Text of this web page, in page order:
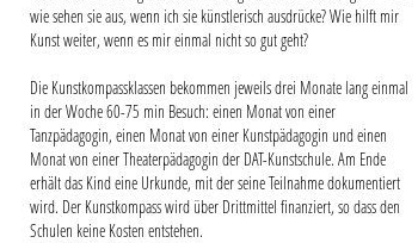
wie sehen sie aus, wenn ich sie künstlerisch ausdrücke? Wie hilft mir
Kunst weiter, wenn es mir einmal nicht so gut geht?
Die Kunstkompassklassen bekommen jeweils drei Monate lang einmal
in der Woche 60-75 min Besuch: einen Monat von einer
Tanzpädagogin, einen Monat von einer Kunstpädagogin und einen
Monat von einer Theaterpädagogin der DAT-Kunstschule. Am Ende
erhält das Kind eine Urkunde, mit der seine Teilnahme dokumentiert
wird. Der Kunstkompass wird über Drittmittel finanziert, so dass den
Schulen keine Kosten entstehen.